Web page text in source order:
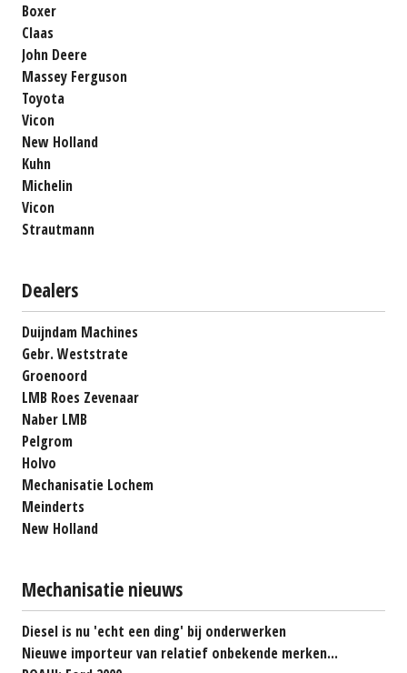
Boxer
Claas
John Deere
Massey Ferguson
Toyota
Vicon
New Holland
Kuhn
Michelin
Vicon
Strautmann
Dealers
Duijndam Machines
Gebr. Weststrate
Groenoord
LMB Roes Zevenaar
Naber LMB
Pelgrom
Holvo
Mechanisatie Lochem
Meinderts
New Holland
Mechanisatie nieuws
Diesel is nu 'echt een ding' bij onderwerken
Nieuwe importeur van relatief onbekende merken...